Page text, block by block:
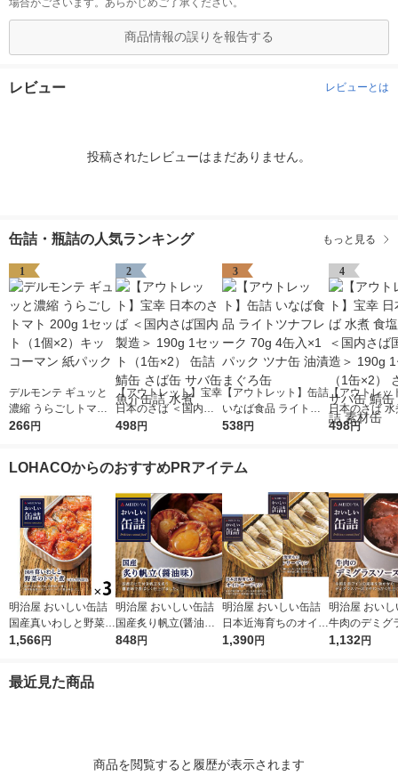
場合がございます。あらかじめご了承ください。
商品情報の誤りを報告する
レビュー レビューとは
投稿されたレビューはまだありません。
缶詰・瓶詰の人気ランキング もっと見る
1
デルモンテ ギュッと
濃縮 うらごしトマト
200g 1セット（1個×
266円
2
【アウトレット】宝幸
日本のさば ＜国内さ
ば国内製造＞ 190g 1
介缶詰 水煮
498円
3
【アウトレット】缶詰
いなば食品 ライトツ
ナフレーク 70g 4缶入
538円
4
【アウトレッ
日本のさば
不使用 ＜国内
498円
LOHACOからのおすすめPRアイテム
明治屋 おいしい缶詰
国産真いわしと野菜の
トマト煮 1セット（3
1,566円
明治屋 おいしい缶詰
国産炙り帆立(醤油味)
425529 1缶
848円
明治屋 おいしい缶詰
日本近海育ちのオイル
サーディン 1セット
1,390円
明治屋 おいし
牛肉のデミグ
ス味 1セット
1,132円
最近見た商品
商品を閲覧すると履歴が表示されます